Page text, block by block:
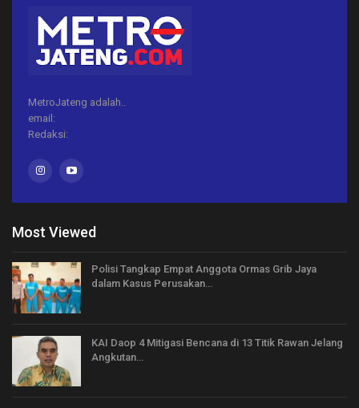
MetroJateng adalah..
email:
Redaksi:
Most Viewed
Polisi Tangkap Empat Anggota Ormas Grib Jaya
dalam Kasus Perusakan…
KAI Daop 4 Mitigasi Bencana di 13 Titik Rawan Jelang
Angkutan…